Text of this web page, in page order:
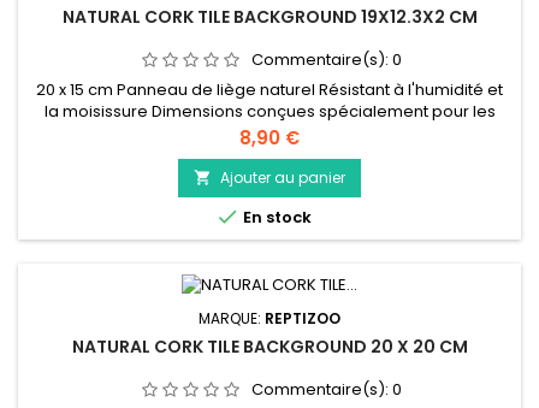
NATURAL CORK TILE BACKGROUND 19X12.3X2 CM
Commentaire(s): 0
20 x 15 cm Panneau de liège naturel Résistant à l'humidité et
la moisissure Dimensions conçues spécialement pour les
terrariums Reptizoo Peut être coupé facilement pour obtenir
la taille désirée
Prix
8,90 €
 Ajouter au panier
 En stock
MARQUE: REPTIZOO
NATURAL CORK TILE BACKGROUND 20 X 20 CM
Commentaire(s): 0